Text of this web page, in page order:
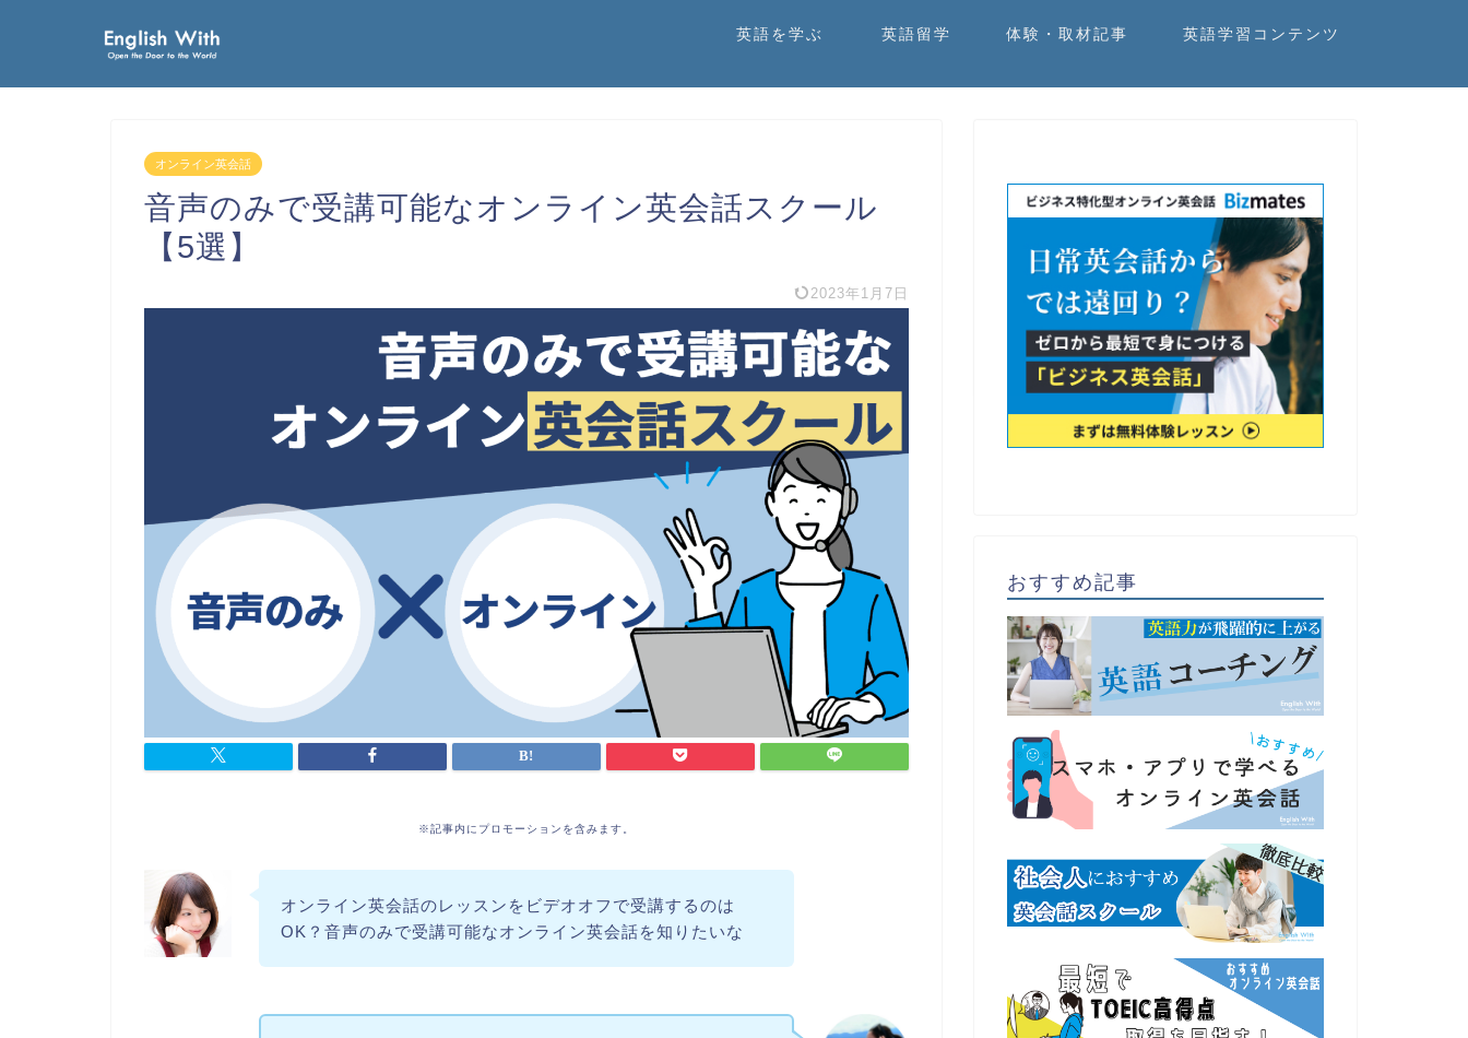
英語を学ぶ 英語留学 体験・取材記事 英語学習コンテンツ
オンライン英会話
音声のみで受講可能なオンライン英会話スクール
【5選】
2023年1月7日
※記事内にプロモーションを含みます。
オンライン英会話のレッスンをビデオオフで受講するのは
OK？音声のみで受講可能なオンライン英会話を知りたいな
おすすめ記事